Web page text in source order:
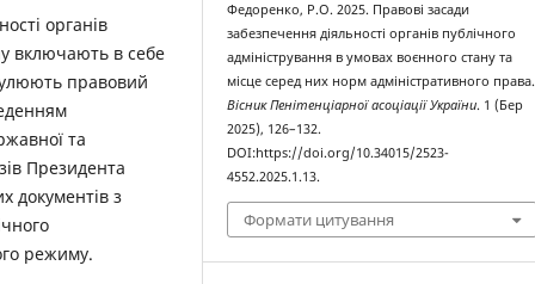
органів
включають в себе
правовий
та
Президента
документів з
режиму.
Федоренко, Р.О. 2025. Правові засади
забезпечення діяльності органів публічного
адміністрування в умовах воєнного стану та
місце серед них норм адміністративного права.
Вісник Пенітенціарної асоціації України. 1 (Бер
2025), 126–132.
DOI:https://doi.org/10.34015/2523-
4552.2025.1.13.
Формати цитування